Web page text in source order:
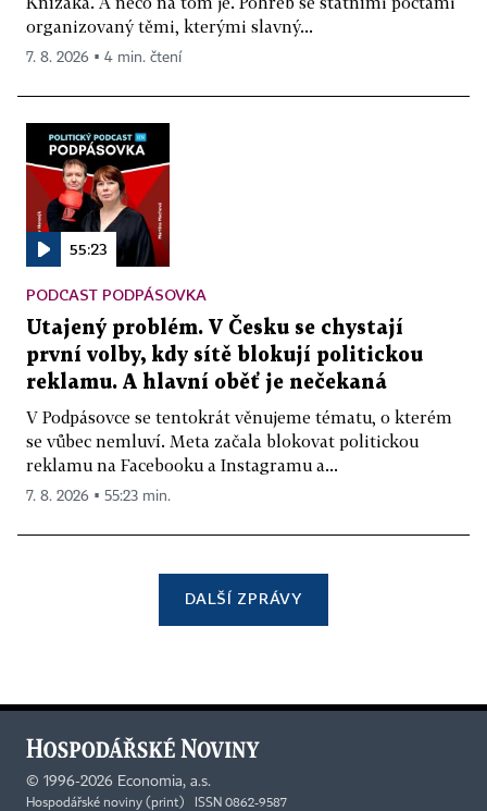
organizovaný těmi, kterými slavný...
7. 8. 2026 ▪ 4 min. čtení
55:23
PODCAST PODPÁSOVKA
Utajený problém. V Česku se chystají
první volby, kdy sítě blokují politickou
reklamu. A hlavní oběť je nečekaná
V Podpásovce se tentokrát věnujeme tématu, o kterém
se vůbec nemluví. Meta začala blokovat politickou
reklamu na Facebooku a Instagramu a...
7. 8. 2026 ▪ 55:23 min.
DALŠÍ ZPRÁVY
© 1996-2026 Economia, a.s.
Hospodářské noviny (print) ISSN 0862-9587